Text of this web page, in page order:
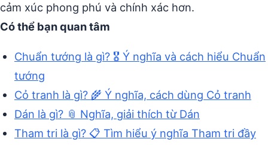
cảm xúc phong phú và chính xác hơn.
Có thể bạn quan tâm
Chuẩn tướng là gì? 🎖️ Ý nghĩa và cách hiểu Chuẩn
tướng
Cỏ tranh là gì? 🌾 Ý nghĩa, cách dùng Cỏ tranh
Dán là gì? 📎 Nghĩa, giải thích từ Dán
Tham tri là gì? 📋 Tìm hiểu ý nghĩa Tham tri đầy